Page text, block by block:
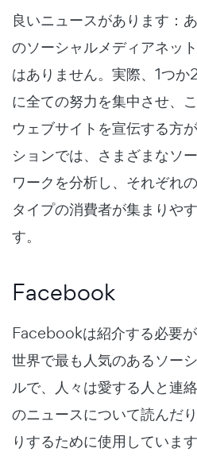
良いニュースがあります：
のソーシャルメディアネッ
はありません。実際、1つ
に全ての努力を集中させ、
ウェブサイトを宣伝する方
ションでは、さまざまなソ
ワークを分析し、それぞれ
タイプの消費者が集まりや
す。
Facebook
Facebookは紹介する必要
世界で最も人気のあるソー
ルで、人々は愛する人と連
のニュースについて読んだ
りするために使用していま